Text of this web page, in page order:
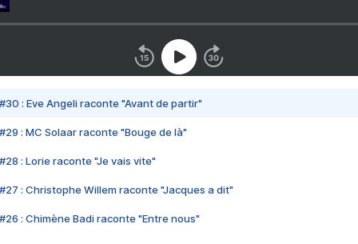
#30 : Eve Angeli raconte "Avant de partir"
#29 : MC Solaar raconte "Bouge de là"
#28 : Lorie raconte "Je vais vite"
#27 : Christophe Willem raconte "Jacques a dit"
#26 : Chimène Badi raconte "Entre nous"